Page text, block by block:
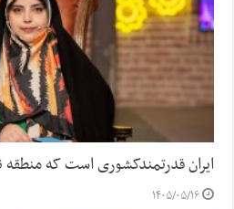
ایران قدرتمندکشوری است که منطقه
۱۴۰۵/۰۵/۱۶